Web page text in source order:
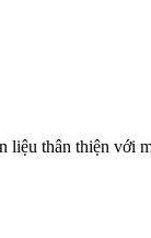
thân thiện với